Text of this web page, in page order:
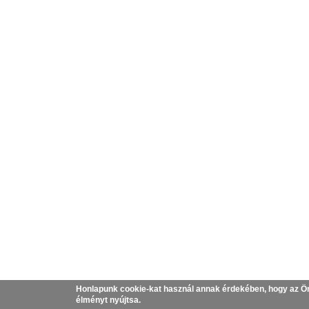
Honlapunk cookie-kat használ annak érdekében, hogy az
élményt nyújtsa.